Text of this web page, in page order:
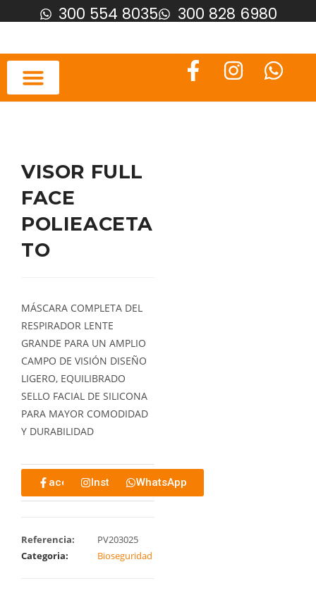
300 554 8035 300 828 6980
VISOR FULL
FACE
POLIEACETA
TO
MÁSCARA COMPLETA DEL
RESPIRADOR LENTE
GRANDE PARA UN AMPLIO
CAMPO DE VISIÓN DISEÑO
LIGERO, EQUILIBRADO
SELLO FACIAL DE SILICONA
PARA MAYOR COMODIDAD
Y DURABILIDAD
acebookInstagramWhatsApp
Referencia:
PV203025
Categoria:
Bioseguridad